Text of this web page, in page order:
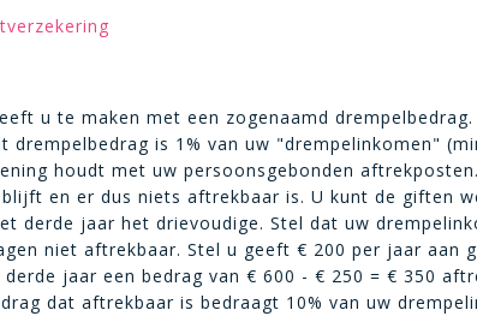
u te maken met een zogenaamd
is 1% van uw "drempelinkomen"
houdt met uw persoonsgebonden
en er dus niets aftrekbaar is. U kunt de giften
derde jaar het drievoudige. Stel dat uw
niet aftrekbaar. Stel u geeft € 200 per jaar aan
jaar een bedrag van € 600 - € 250 = € 350
dat aftrekbaar is bedraagt 10% van uw